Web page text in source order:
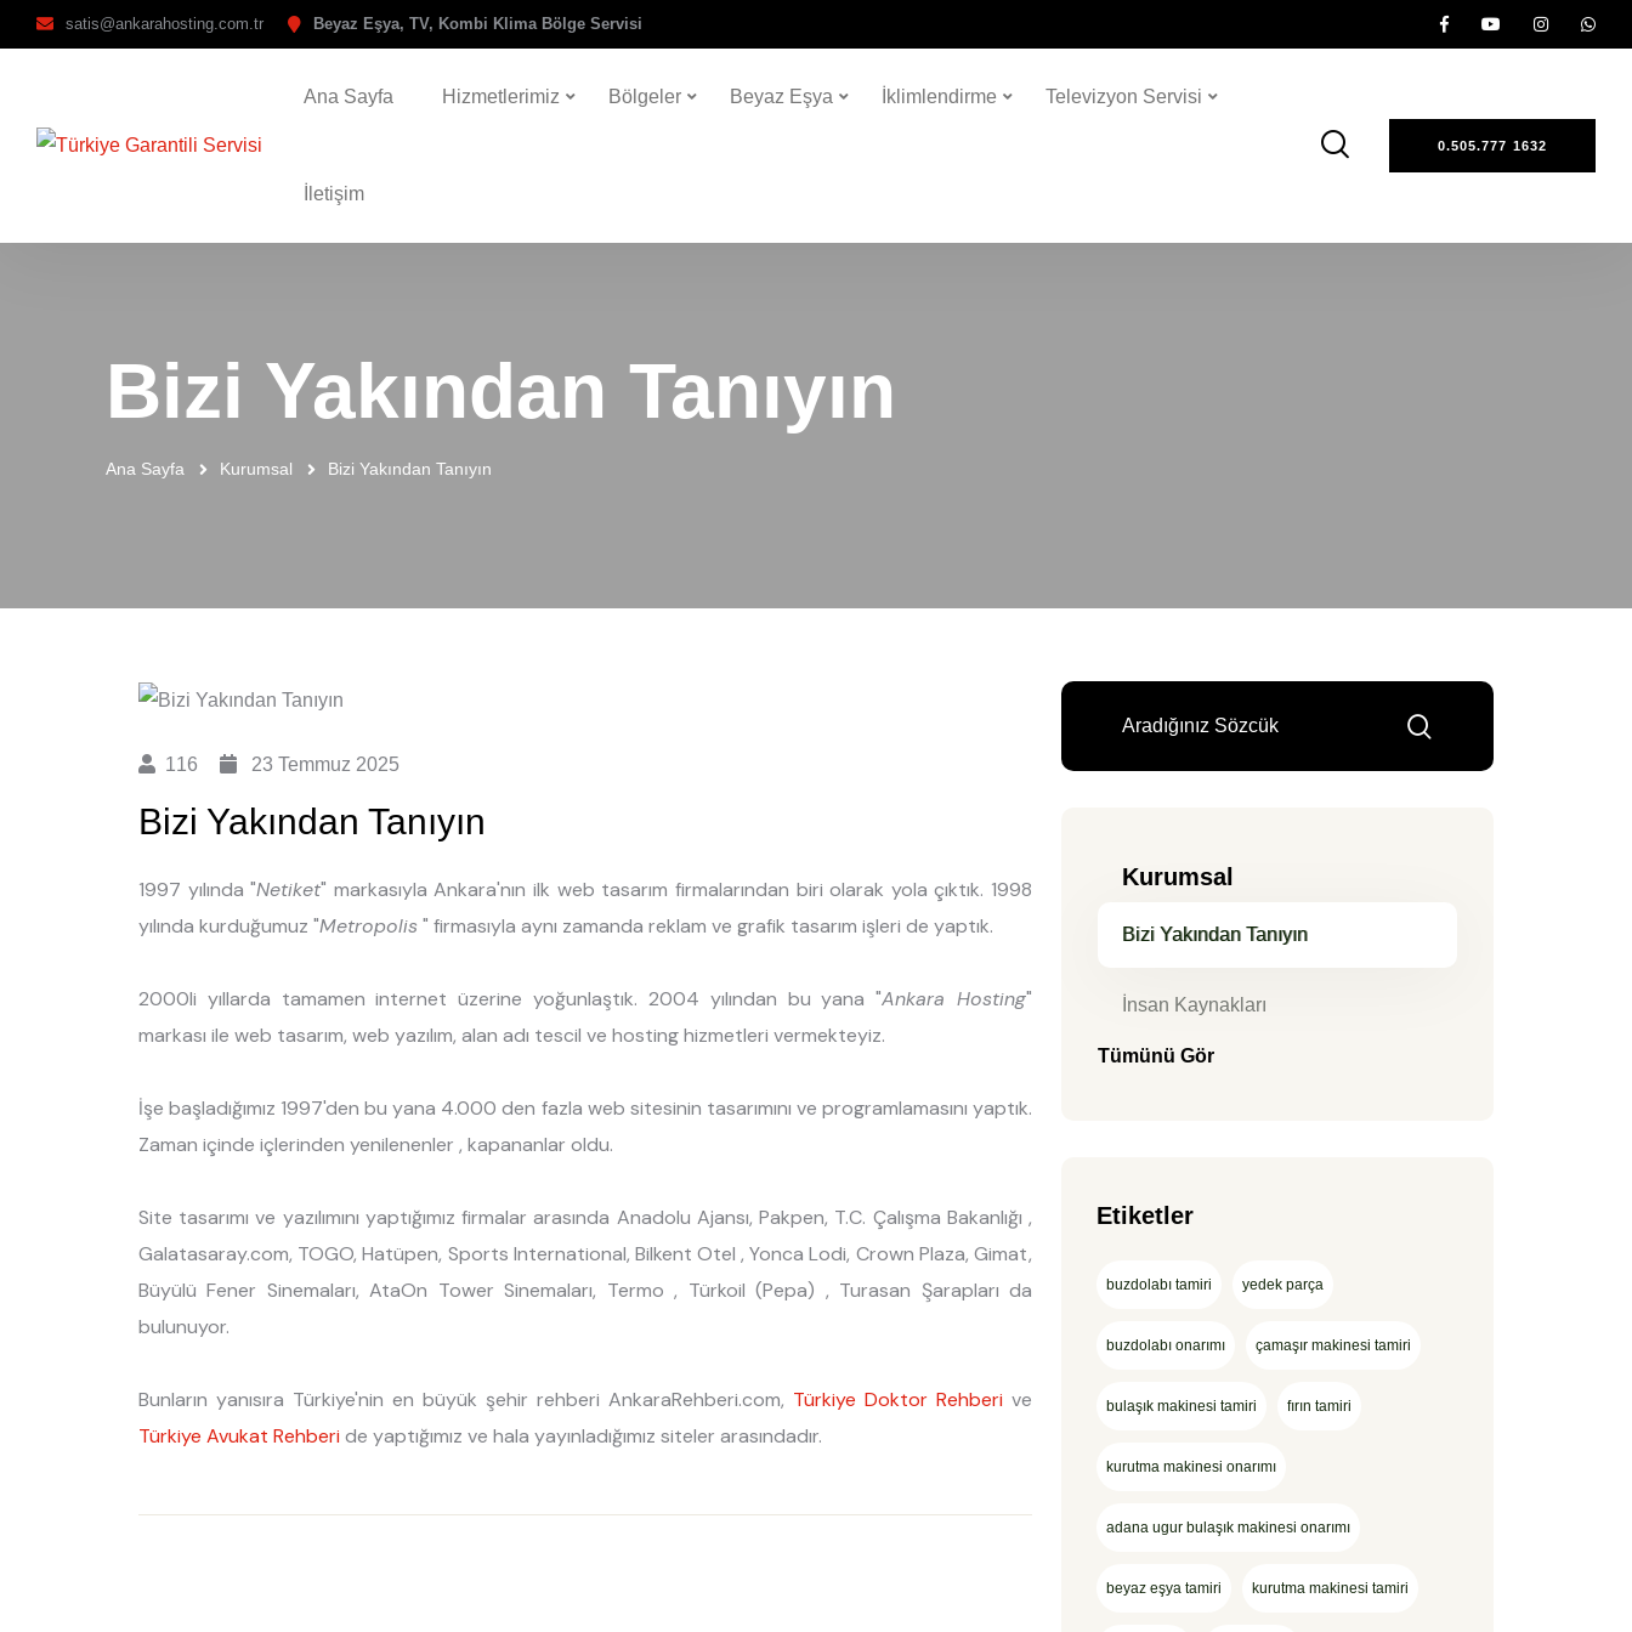
satis@ankarahosting.com.tr Beyaz Eşya, TV, Kombi Klima Bölge Servisi
Ana Sayfa Hizmetlerimiz Bölgeler Beyaz Eşya İklimlendirme Televizyon Servisi
İletişim
0.505.777 1632
Bizi Yakından Tanıyın
Ana Sayfa Kurumsal Bizi Yakından Tanıyın
116 23 Temmuz 2025
Bizi Yakından Tanıyın
1997 yılında "Netiket" markasıyla Ankara'nın ilk web tasarım firmalarından biri olarak yola çıktık. 1998
yılında kurduğumuz "Metropolis " firmasıyla aynı zamanda reklam ve grafik tasarım işleri de yaptık.
2000li yıllarda tamamen internet üzerine yoğunlaştık. 2004 yılından bu yana "Ankara Hosting"
markası ile web tasarım, web yazılım, alan adı tescil ve hosting hizmetleri vermekteyiz.
İşe başladığımız 1997'den bu yana 4.000 den fazla web sitesinin tasarımını ve programlamasını yaptık.
Zaman içinde içlerinden yenilenenler , kapananlar oldu.
Site tasarımı ve yazılımını yaptığımız firmalar arasında Anadolu Ajansı, Pakpen, T.C. Çalışma Bakanlığı ,
Galatasaray.com, TOGO, Hatüpen, Sports International, Bilkent Otel , Yonca Lodi, Crown Plaza, Gimat,
Büyülü Fener Sinemaları, AtaOn Tower Sinemaları, Termo , Türkoil (Pepa) , Turasan Şarapları da
bulunuyor.
Bunların yanısıra Türkiye'nin en büyük şehir rehberi AnkaraRehberi.com, Türkiye Doktor Rehberi ve
Türkiye Avukat Rehberi de yaptığımız ve hala yayınladığımız siteler arasındadır.
Kurumsal
Bizi Yakından Tanıyın
İnsan Kaynakları
Tümünü Gör
Etiketler
buzdolabı tamiri yedek parça
buzdolabı onarımı çamaşır makinesi tamiri
bulaşık makinesi tamiri fırın tamiri
kurutma makinesi onarımı
adana ugur bulaşık makinesi onarımı
beyaz eşya tamiri kurutma makinesi tamiri